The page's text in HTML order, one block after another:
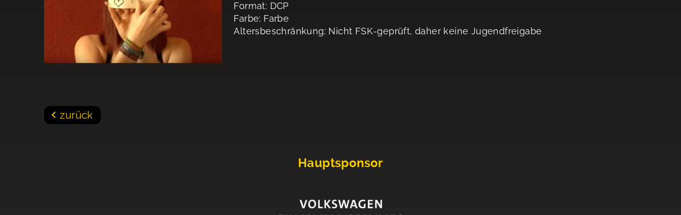
Format: DCP
Farbe: Farbe
Altersbeschränkung: Nicht FSK-geprüft, daher keine Jugendfreigabe
zurück
Hauptsponsor